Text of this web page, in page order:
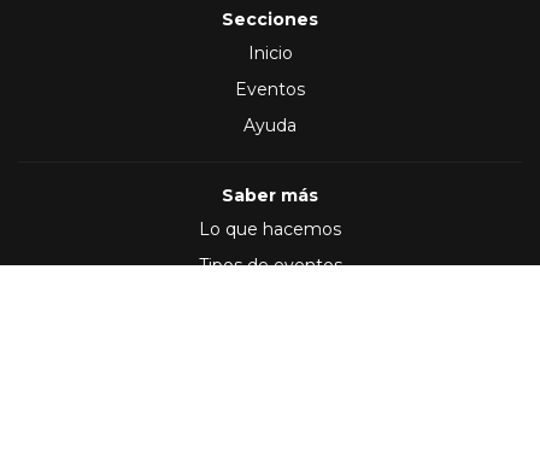
Secciones
Inicio
Eventos
Ayuda
Saber más
Lo que hacemos
Tipos de eventos